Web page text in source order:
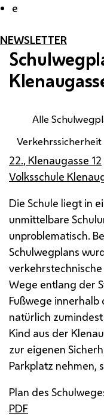
e
NEWSLETTER
Alle
Verkehrssicherheit
22., Klenaugasse 12
Volksschule
Die Schule liegt in
unmittelbare
unproblematisch.
Schulwegplans
Wege entlang der
Fußwege
natürlich
Kind aus der
zur eigenen
Parkplatz nehmen,
Plan des
PDF